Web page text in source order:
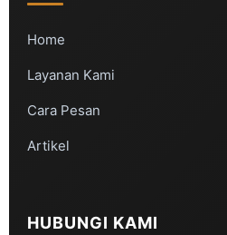
Home
Layanan Kami
Cara Pesan
Artikel
HUBUNGI KAMI